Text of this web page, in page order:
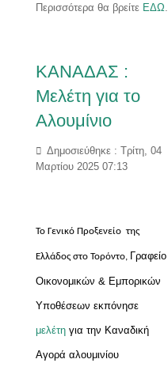
Περισσότερα θα βρείτε ΕΔΩ.
ΚΑΝΑΔΑΣ :
Μελέτη για το
Αλουμίνιο
Δημοσιεύθηκε : Τρίτη, 04
Μαρτίου 2025 07:13
Το Γενικό Προξενείο της
Ελλάδος στο Τορόντο, Γραφείο
Οικονομικών & Εμπορικών
Υποθέσεων εκπόνησε
μελέτη για την Καναδική
Αγορά αλουμινίου